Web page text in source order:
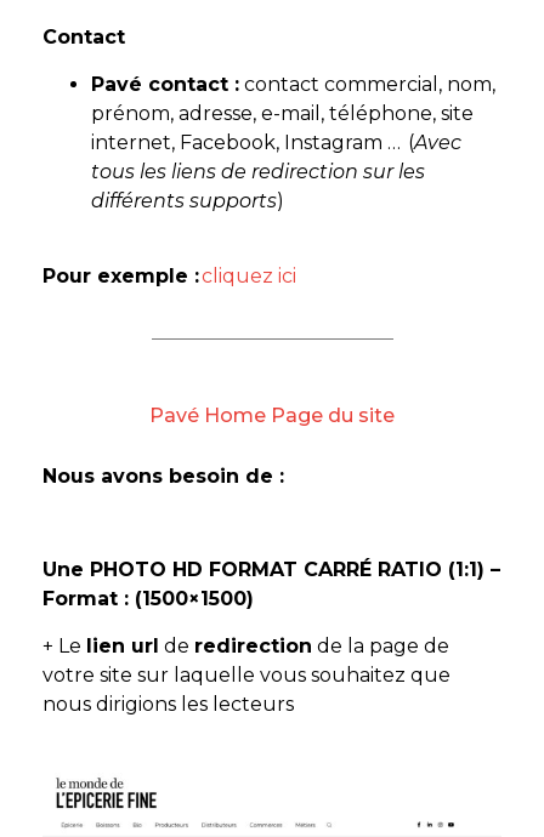
Contact
Pavé contact : contact commercial, nom,
prénom, adresse, e-mail, téléphone, site
internet, Facebook, Instagram … (Avec
tous les liens de redirection sur les
différents supports)
Pour exemple :cliquez ici
Pavé Home Page du site
Nous avons besoin de :
Une PHOTO HD FORMAT CARRÉ RATIO (1:1) –
Format : (1500×1500)
+ Le lien url de redirection de la page de
votre site sur laquelle vous souhaitez que
nous dirigions les lecteurs